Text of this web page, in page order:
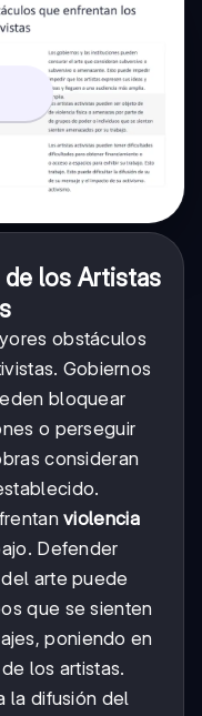
los Artistas
obstáculos
Gobiernos
bloquear
o perseguir
consideran
violencia
Defender
arte puede
que se sienten
poniendo en
los artistas.
la difusión del